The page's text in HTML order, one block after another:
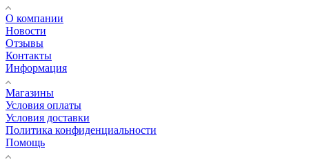
О компании
Новости
Отзывы
Контакты
Информация
Магазины
Условия оплаты
Условия доставки
Политика конфиденциальности
Помощь